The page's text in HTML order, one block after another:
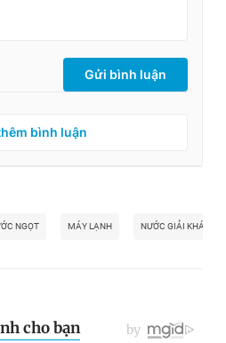
Gửi bình luận
bình luận
NGỌT MÁY LẠNH NƯỚC GIẢI KHÁT